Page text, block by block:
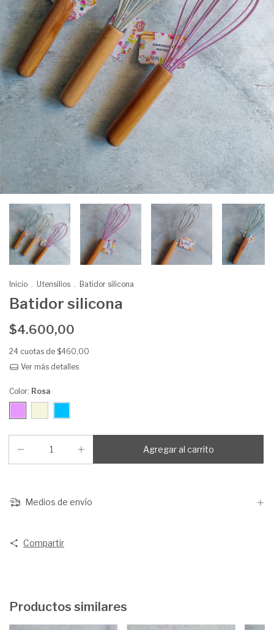
Inicio . Utensilios . Batidor silicona
Batidor silicona
$4.600,00
24 cuotas de $460,00
Ver más detalles
Color: Rosa
Medios de envío
Compartir
Productos similares